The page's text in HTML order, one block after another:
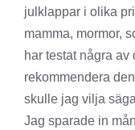
julklappar i olika
mamma, mormor,
har testat några
rekommendera
skulle jag vilja
Jag sparade in